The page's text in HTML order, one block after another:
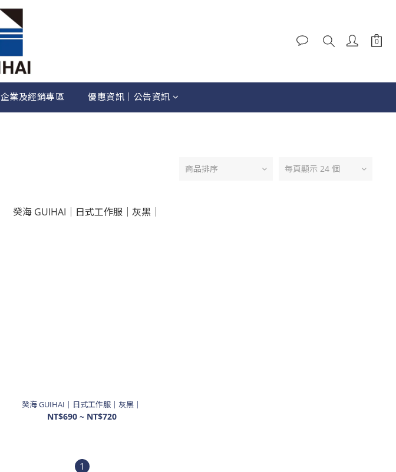
企業及經銷專區 優惠資訊│公告資訊
商品排序 每頁顯示 24 個
癸海 GUIHAI│日式工作服│灰黑│
NT$690 ~ NT$720
1